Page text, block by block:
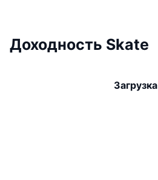
Доходность Skate
Загрузка